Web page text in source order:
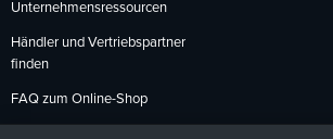
Unternehmensressourcen
Händler und Vertriebspartner
finden
FAQ zum Online-Shop